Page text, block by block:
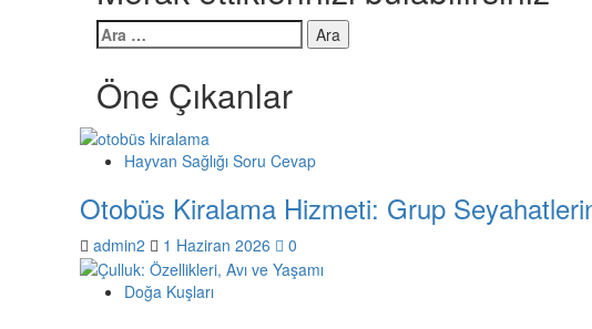
Arama:
Öne Çıkanlar
Hayvan Sağlığı Soru Cevap
Otobüs Kiralama Hizmeti: Grup
admin2 1 Haziran 2026 0
Doğa Kuşları